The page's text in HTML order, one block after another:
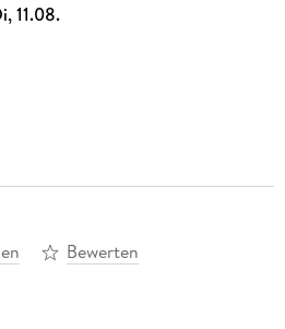
11.08.
Bewerten